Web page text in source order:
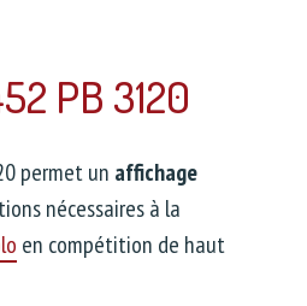
PB 3120
permet un affichage
nécessaires à la
en compétition de haut